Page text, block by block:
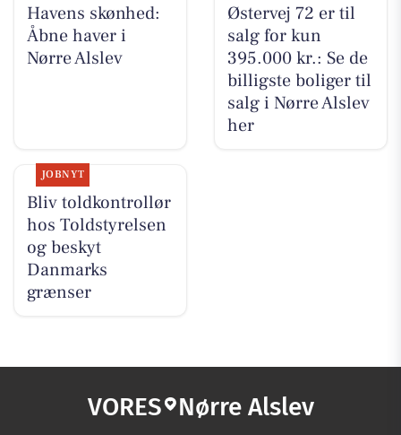
Havens skønhed:
Åbne haver i
Nørre Alslev
Østervej 72 er til
salg for kun
395.000 kr.: Se de
billigste boliger til
salg i Nørre Alslev
her
JOBNYT
Bliv toldkontrollør
hos Toldstyrelsen
og beskyt
Danmarks
grænser
VORES Nørre Alslev